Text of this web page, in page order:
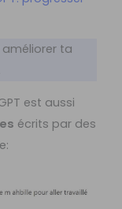
ta
est aussi
écrits par des